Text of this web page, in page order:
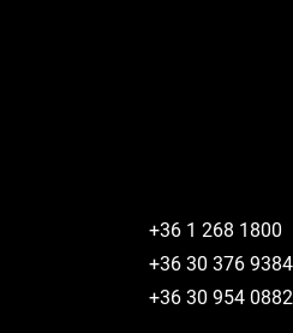
+36 1 268 1800
+36 30 376 9384
+36 30 954 0882